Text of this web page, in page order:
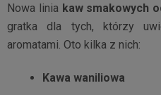
Nowa linia kaw smakowych
gratka dla tych, którzy
aromatami. Oto kilka z nich:
Kawa waniliowa